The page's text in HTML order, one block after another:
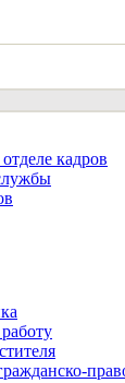
кадров